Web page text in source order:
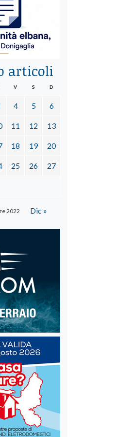
articoli
2022
V S D
4 5 6
11 12 13
18 19 20
25 26 27
Dic »